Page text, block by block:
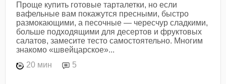
Проще купить готовые тарталетки, но если
вафельные вам покажутся пресными, быстро
размокающими, а песочные — чересчур сладкими,
больше подходящими для десертов и фруктовых
салатов, замесите тесто самостоятельно. Многим
знакомо «швейцарское»...
20 мин
5